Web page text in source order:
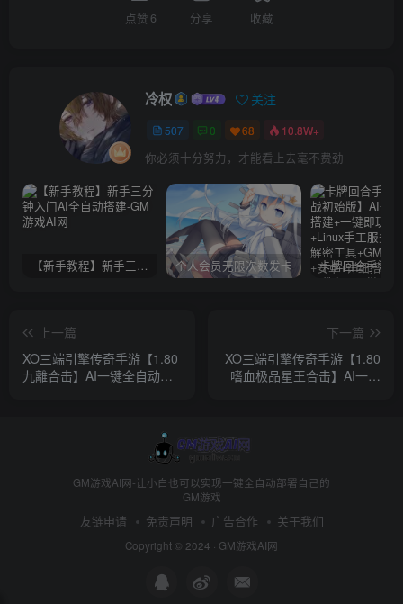
点赞 6 分享 收藏
冷权 关注
507 0 68 10.8W+
你必须十分努力，才能看上去毫不费劲
【新手教程】新手三分钟入门AI全自动搭建 个人会员无限次数发卡
上一篇
XO三端引擎传奇手游【1.80
九離合击】AI一键全自动搭
下一篇
XO三端引擎传奇手游【1.80
嗜血极品星王合击】AI一键
GM游戏AI网-让小白也可以实现一键全自动部署自己的
GM游戏
友链申请 免责声明 广告合作 关于我们
Copyright © 2024 · GM游戏AI网